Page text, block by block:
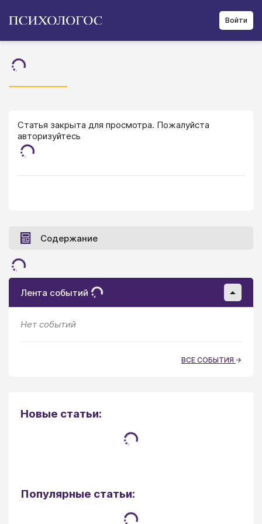
Войти
Статья закрыта для просмотра. Пожалуйста
авторизуйтесь
Содержание
Лента событий
Нет событий
ВСЕ СОБЫТИЯ
Новые статьи:
Популярные статьи: